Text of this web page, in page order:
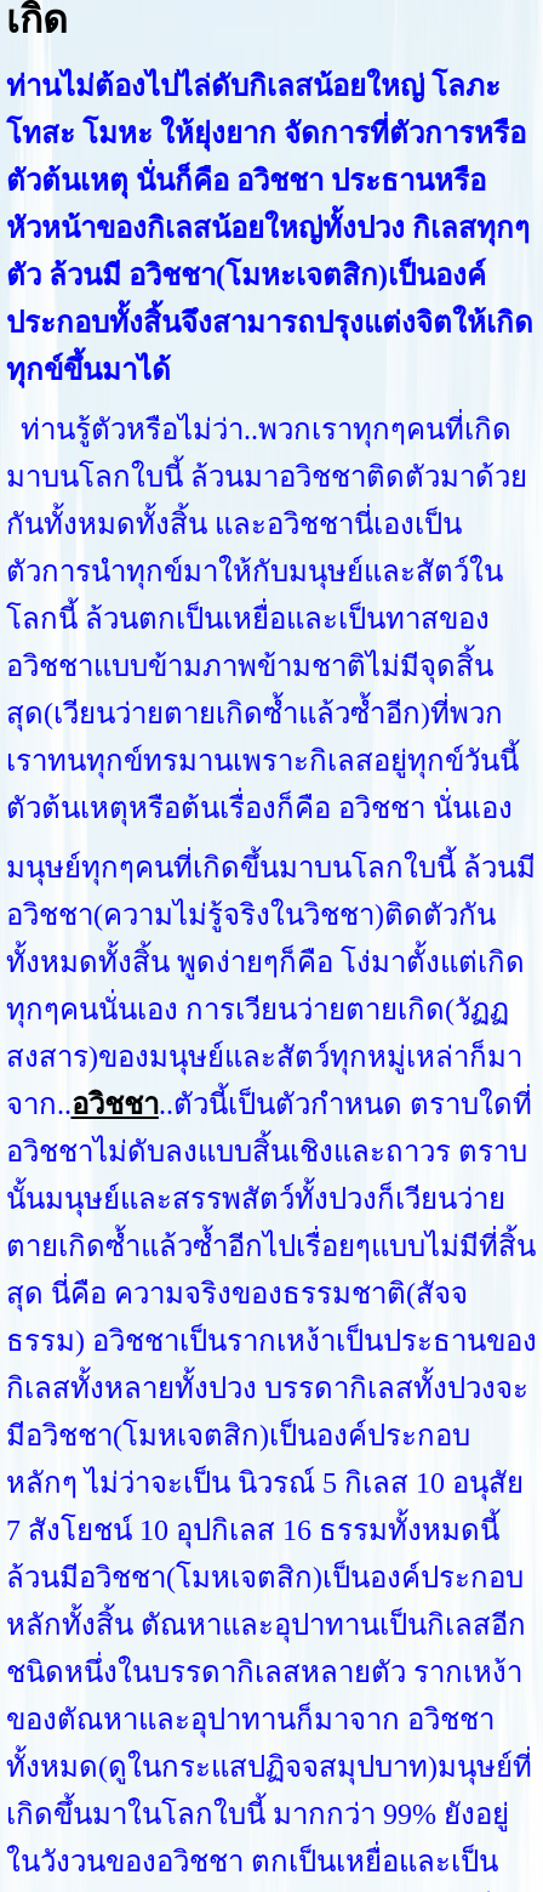
เกิด
ท่านไม่ต้องไปไล่ดับกิเลสน้อยใหญ่ โลภะ
โทสะ โมหะ ให้ยุ่งยาก จัดการที่ตัวการหรือ
ตัวต้นเหตุ นั่นก็คือ อวิชชา ประธานหรือ
หัวหน้าของกิเลสน้อยใหญ่ทั้งปวง กิเลสทุกๆ
ตัว ล้วนมี อวิชชา(โมหะเจตสิก)เป็นองค์
ประกอบทั้งสิ้นจึงสามารถปรุงแต่งจิตให้เกิด
ทุกข์ขึ้นมาได้
ท่านรู้ตัวหรือไม่ว่า..พวกเราทุกๆคนที่เกิด
มาบนโลกใบนี้ ล้วนมาอวิชชาติดตัวมาด้วย
กันทั้งหมดทั้งสิ้น และอวิชชานี่เองเป็น
ตัวการนำทุกข์มาให้กับมนุษย์และสัตว์ใน
โลกนี้ ล้วนตกเป็นเหยื่อและเป็นทาสของ
อวิชชาแบบข้ามภาพข้ามชาติไม่มีจุดสิ้น
สุด(เวียนว่ายตายเกิดซ้ำแล้วซ้ำอีก)ที่พวก
เราทนทุกข์ทรมานเพราะกิเลสอยู่ทุกข์วันนี้
ตัวต้นเหตุหรือต้นเรื่องก็คือ อวิชชา นั่นเอง
มนุษย์ทุกๆคนที่เกิดขึ้นมาบนโลกใบนี้ ล้วนมี
อวิชชา(ความไม่รู้จริงในวิชชา)ติดตัวกัน
ทั้งหมดทั้งสิ้น พูดง่ายๆก็คือ โง่มาตั้งแต่เกิด
ทุกๆคนนั่นเอง การเวียนว่ายตายเกิด(วัฏฏ
สงสาร)ของมนุษย์และสัตว์ทุกหมู่เหล่าก็มา
จาก..อวิชชา..ตัวนี้เป็นตัวกำหนด ตราบใดที่
อวิชชาไม่ดับลงแบบสิ้นเชิงและถาวร ตราบ
นั้นมนุษย์และสรรพสัตว์ทั้งปวงก็เวียนว่าย
ตายเกิดซ้ำแล้วซ้ำอีกไปเรื่อยๆแบบไม่มีที่สิ้น
สุด นี่คือ ความจริงของธรรมชาติ(สัจจ
ธรรม) อวิชชาเป็นรากเหง้าเป็นประธานของ
กิเลสทั้งหลายทั้งปวง บรรดากิเลสทั้งปวงจะ
มีอวิชชา(โมหเจตสิก)เป็นองค์ประกอบ
หลักๆ ไม่ว่าจะเป็น นิวรณ์ 5 กิเลส 10 อนุสัย
7 สังโยชน์ 10 อุปกิเลส 16 ธรรมทั้งหมดนี้
ล้วนมีอวิชชา(โมหเจตสิก)เป็นองค์ประกอบ
หลักทั้งสิ้น ตัณหาและอุปาทานเป็นกิเลสอีก
ชนิดหนึ่งในบรรดากิเลสหลายตัว รากเหง้า
ของตัณหาและอุปาทานก็มาจาก อวิชชา
ทั้งหมด(ดูในกระแสปฏิจจสมุปบาท)มนุษย์ที่
เกิดขึ้นมาในโลกใบนี้ มากกว่า 99% ยังอยู่
ในวังวนของอวิชชา ตกเป็นเหยื่อและเป็น